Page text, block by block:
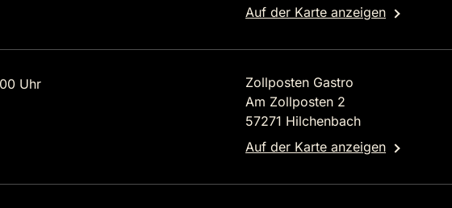
Auf der Karte anzeigen
Uhr
Zollposten Gastro
Am Zollposten 2
57271 Hilchenbach
Auf der Karte anzeigen